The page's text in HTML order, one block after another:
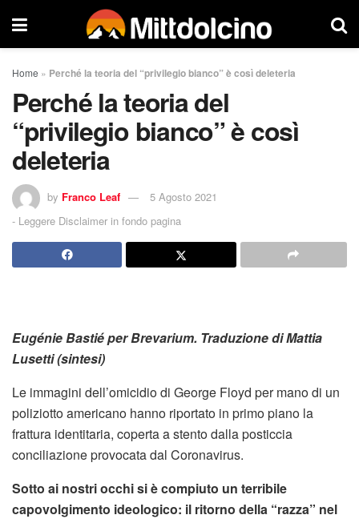
Home » Perché la teoria del “privilegio bianco” è così deleteria
Perché la teoria del
“privilegio bianco” è così
deleteria
by Franco Leaf
5 Agosto 2021
- Leggere Disclaimer in fondo pagina
Eugénie Bastié per Brevarium. Traduzione di Mattia
Lusetti (sintesi)
Le immagini dell’omicidio di George Floyd per mano di un
poliziotto americano hanno riportato in primo piano la
frattura identitaria, coperta a stento dalla posticcia
conciliazione provocata dal Coronavirus.
Sotto ai nostri occhi si è compiuto un terribile
capovolgimento ideologico: il ritorno della “razza” nel